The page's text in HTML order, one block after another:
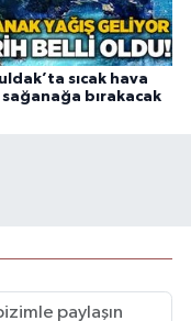
sıcak hava
bırakacak